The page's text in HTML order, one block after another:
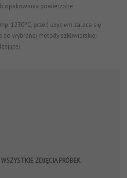
opakowania powierzone
1230ºC, przed użyciem zaleca się
do wybranej metody szkliwierskiej
WSZYSTKIE ZDJĘCIA PRÓBEK